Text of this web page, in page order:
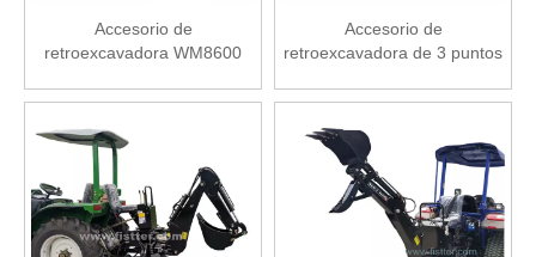
Accesorio de
retroexcavadora WM8600
Accesorio de
retroexcavadora de 3 puntos